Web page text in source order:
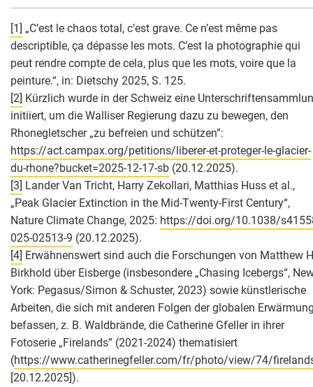
[1] „C’est le chaos total, c’est grave. Ce n’est même pas
descriptible, ça dépasse les mots. C’est la photographie qui
peut rendre compte de cela, plus que les mots, voire que la
peinture.“, in: Dietschy 2025, S. 125.
[2] Kürzlich wurde in der Schweiz eine
initiiert, um die Walliser Regierung dazu zu bewegen, den
Rhonegletscher „zu befreien und schützen”:
https://act.campax.org/petitions/liberer-et-proteger-le-glacier-
du-rhone?bucket=2025-12-17-sb (20.12.2025).
[3] Lander Van Tricht, Harry Zekollari, Matthias Huss et al.,
„Peak Glacier Extinction in the Mid-Twenty-First Century“,
Nature Climate Change, 2025: https://doi.org/10.1038/
025-02513-9 (20.12.2025).
[4] Erwähnenswert sind auch die Forschungen von Matthew
Birkhold über Eisberge (insbesondere „Chasing Icebergs“,
York: Pegasus/Simon & Schuster, 2023) sowie künstlerische
Arbeiten, die sich mit anderen Folgen der globalen
befassen, z. B. Waldbrände, die Catherine Gfeller in ihrer
Fotoserie „Firelands” (2021-2024) thematisiert
(https://www.catherinegfeller.com/fr/photo/view/74/
[20.12.2025]).